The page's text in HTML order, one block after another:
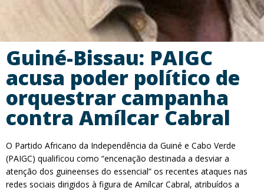
Guiné-Bissau: PAIGC
acusa poder político de
orquestrar campanha
contra Amílcar Cabral
O Partido Africano da Independência da Guiné e Cabo Verde
(PAIGC) qualificou como “encenação destinada a desviar a
atenção dos guineenses do essencial” os recentes ataques nas
redes sociais dirigidos à figura de Amílcar Cabral, atribuídos a